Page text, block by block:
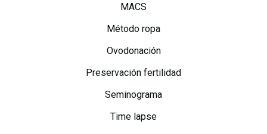
MACS
Método ropa
Ovodonación
Preservación fertilidad
Seminograma
Time lapse